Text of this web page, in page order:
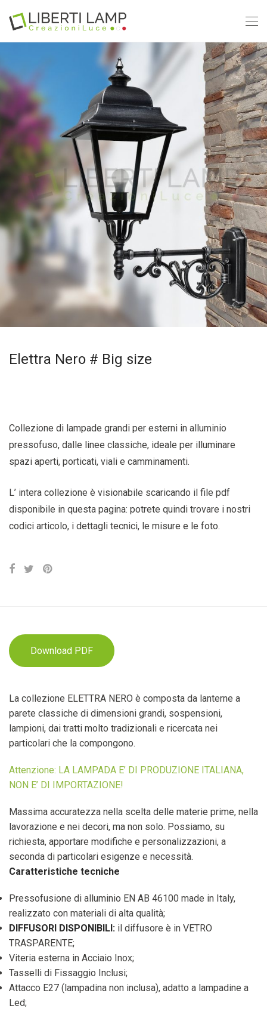
Elettra Nero # Big size
Collezione di lampade grandi per esterni in alluminio
pressofuso, dalle linee classiche, ideale per illuminare
spazi aperti, porticati, viali e camminamenti.
L’ intera collezione è visionabile scaricando il file pdf
disponibile in questa pagina: potrete quindi trovare i nostri
codici articolo, i dettagli tecnici, le misure e le foto.
Download PDF
La collezione ELETTRA NERO è composta da lanterne a
parete classiche di dimensioni grandi, sospensioni,
lampioni, dai tratti molto tradizionali e ricercata nei
particolari che la compongono.
Attenzione: LA LAMPADA E’ DI PRODUZIONE ITALIANA,
NON E’ DI IMPORTAZIONE!
Massima accuratezza nella scelta delle materie prime, nella
lavorazione e nei decori, ma non solo. Possiamo, su
richiesta, apportare modifiche e personalizzazioni, a
seconda di particolari esigenze e necessità.
Caratteristiche tecniche
Pressofusione di alluminio EN AB 46100 made in Italy,
realizzato con materiali di alta qualità;
DIFFUSORI DISPONIBILI: il diffusore è in VETRO
TRASPARENTE;
Viteria esterna in Acciaio Inox;
Tasselli di Fissaggio Inclusi;
Attacco E27 (lampadina non inclusa), adatto a lampadine a
Led;